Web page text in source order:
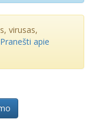
virusas,
Pranešti apie